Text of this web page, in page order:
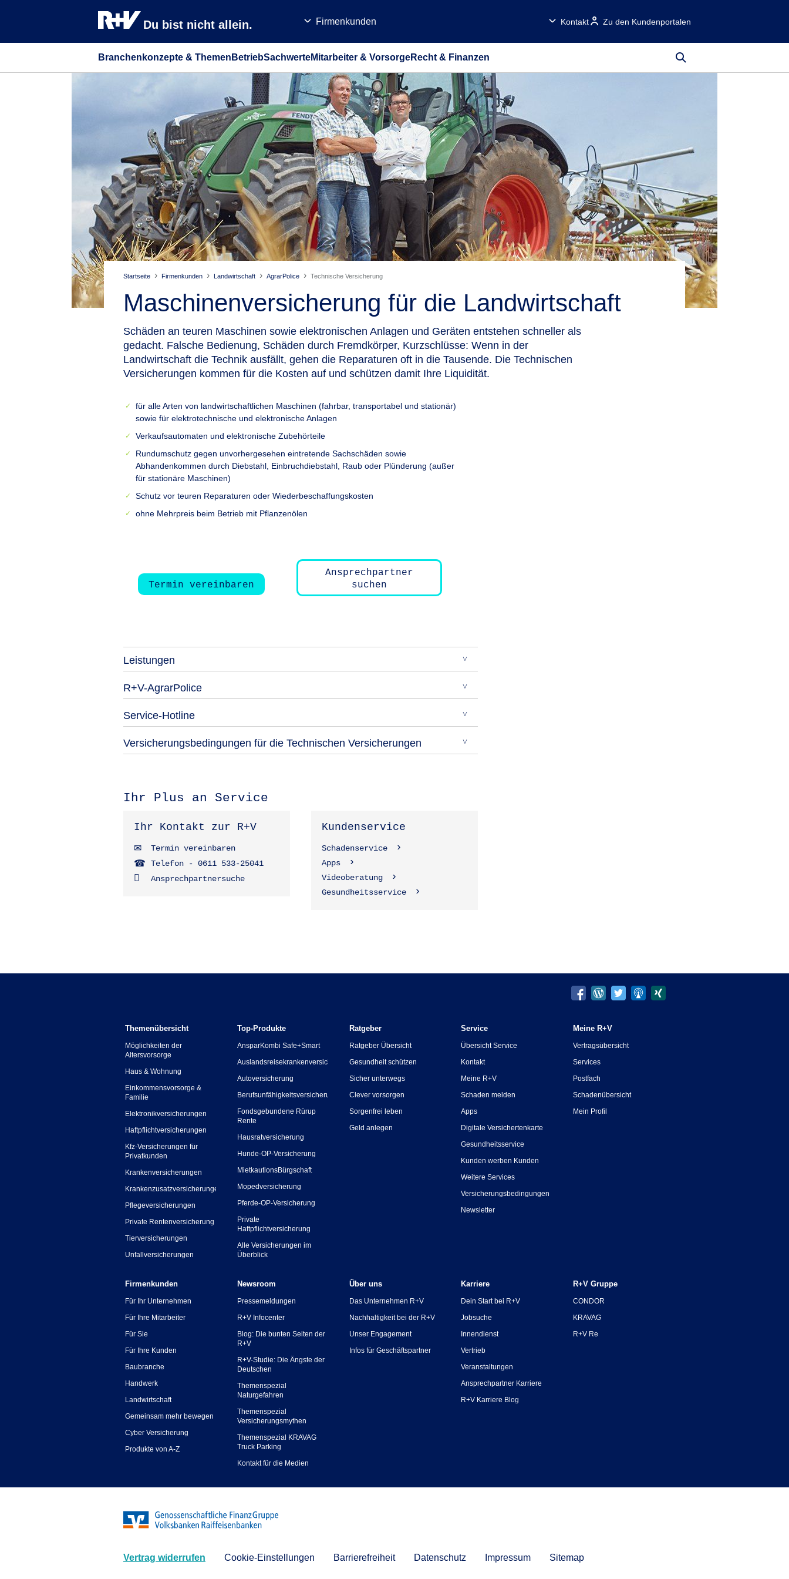
Du bist nicht allein. Firmenkunden Kontakt Zu den Kundenportalen
Branchenkonzepte & Themen BetriebSachwerteMitarbeiter & VorsorgeRecht & Finanzen
Startseite Firmenkunden Landwirtschaft AgrarPolice Technische Versicherung
Maschinenversicherung für die Landwirtschaft
Schäden an teuren Maschinen sowie elektronischen Anlagen und Geräten entstehen schneller als
gedacht. Falsche Bedienung, Schäden durch Fremdkörper, Kurzschlüsse: Wenn in der
Landwirtschaft die Technik ausfällt, gehen die Reparaturen oft in die Tausende. Die Technischen
Versicherungen kommen für die Kosten auf und schützen damit Ihre Liquidität.
für alle Arten von landwirtschaftlichen Maschinen (fahrbar, transportabel und stationär)
sowie für elektrotechnische und elektronische Anlagen
Verkaufsautomaten und elektronische Zubehörteile
Rundumschutz gegen unvorhergesehen eintretende Sachschäden sowie
Abhandenkommen durch Diebstahl, Einbruchdiebstahl, Raub oder Plünderung (außer
für stationäre Maschinen)
Schutz vor teuren Reparaturen oder Wiederbeschaffungskosten
ohne Mehrpreis beim Betrieb mit Pflanzenölen
Termin vereinbaren
Ansprechpartner
suchen
Leistungen
R+V-AgrarPolice
Service-Hotline
Versicherungsbedingungen für die Technischen Versicherungen
Ihr Plus an Service
Ihr Kontakt zur R+V
Termin vereinbaren
Telefon - 0611 533-25041
Ansprechpartnersuche
Kundenservice
Schadenservice
Apps
Videoberatung
Gesundheitsservice
Themenübersicht
Möglichkeiten der
Altersvorsorge
Haus & Wohnung
Einkommensvorsorge &
Familie
Elektronikversicherungen
Haftpflichtversicherungen
Kfz-Versicherungen für
Privatkunden
Krankenversicherungen
Krankenzusatzversicherungen
Pflegeversicherungen
Private Rentenversicherung
Tierversicherungen
Unfallversicherungen
Top-Produkte
AnsparKombi Safe+Smart
Auslandsreisekrankenversicherung
Autoversicherung
Berufsunfähigkeitsversicherung
Fondsgebundene Rürup
Rente
Hausratversicherung
Hunde-OP-Versicherung
MietkautionsBürgschaft
Mopedversicherung
Pferde-OP-Versicherung
Private
Haftpflichtversicherung
Alle Versicherungen im
Überblick
Ratgeber
Ratgeber Übersicht
Gesundheit schützen
Sicher unterwegs
Clever vorsorgen
Sorgenfrei leben
Geld anlegen
Service
Übersicht Service
Kontakt
Meine R+V
Schaden melden
Apps
Digitale Versichertenkarte
Gesundheitsservice
Kunden werben Kunden
Weitere Services
Versicherungsbedingungen
Newsletter
Meine R+V
Vertragsübersicht
Services
Postfach
Schadenübersicht
Mein Profil
Firmenkunden
Für Ihr Unternehmen
Für Ihre Mitarbeiter
Für Sie
Für Ihre Kunden
Baubranche
Handwerk
Landwirtschaft
Gemeinsam mehr bewegen
Cyber Versicherung
Produkte von A-Z
Newsroom
Pressemeldungen
R+V Infocenter
Blog: Die bunten Seiten der
R+V
R+V-Studie: Die Ängste der
Deutschen
Themenspezial
Naturgefahren
Themenspezial
Versicherungsmythen
Themenspezial KRAVAG
Truck Parking
Kontakt für die Medien
Über uns
Das Unternehmen R+V
Nachhaltigkeit bei der R+V
Unser Engagement
Infos für Geschäftspartner
Karriere
Dein Start bei R+V
Jobsuche
Innendienst
Vertrieb
Veranstaltungen
Ansprechpartner Karriere
R+V Karriere Blog
R+V Gruppe
CONDOR
KRAVAG
R+V Re
Vertrag widerrufen Cookie-Einstellungen Barrierefreiheit Datenschutz Impressum Sitemap